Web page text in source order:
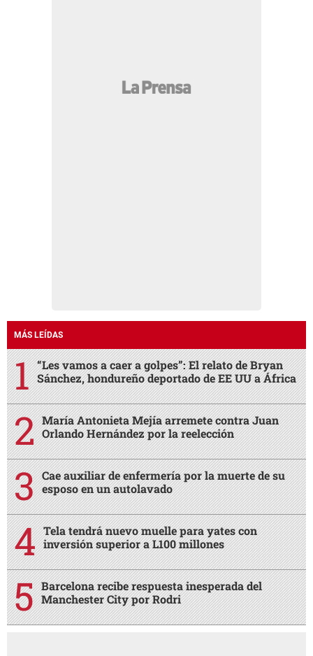
MÁS LEÍDAS
“Les vamos a caer a golpes”: El relato de Bryan
Sánchez, hondureño deportado de EE UU a África
María Antonieta Mejía arremete contra Juan
Orlando Hernández por la reelección
Cae auxiliar de enfermería por la muerte de su
esposo en un autolavado
Tela tendrá nuevo muelle para yates con
inversión superior a L100 millones
Barcelona recibe respuesta inesperada del
Manchester City por Rodri